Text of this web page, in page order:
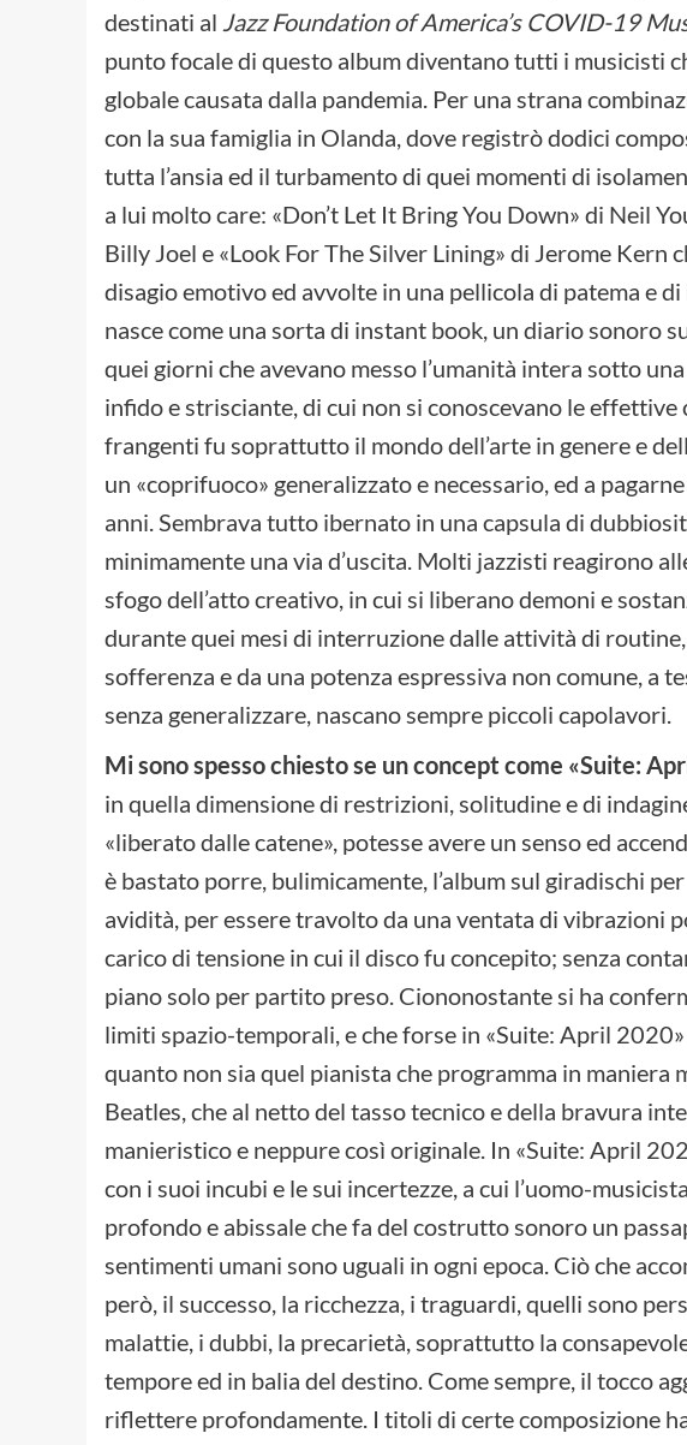
destinati al Jazz Foundation of America’s COVID-19
punto focale di questo album diventano tutti i musicisti
globale causata dalla pandemia. Per una strana
con la sua famiglia in Olanda, dove registrò dodici
tutta l’ansia ed il turbamento di quei momenti di
a lui molto care: «Don’t Let It Bring You Down» di Neil
Billy Joel e «Look For The Silver Lining» di Jerome
disagio emotivo ed avvolte in una pellicola di patema e
nasce come una sorta di instant book, un diario sonoro
quei giorni che avevano messo l’umanità intera sotto
infido e strisciante, di cui non si conoscevano le effettive
frangenti fu soprattutto il mondo dell’arte in genere e
un «coprifuoco» generalizzato e necessario, ed a
anni. Sembrava tutto ibernato in una capsula di
minimamente una via d’uscita. Molti jazzisti reagirono
sfogo dell’atto creativo, in cui si liberano demoni e
durante quei mesi di interruzione dalle attività di
sofferenza e da una potenza espressiva non comune, a
senza generalizzare, nascano sempre piccoli capolavori.
Mi sono spesso chiesto se un concept come «Suite:
in quella dimensione di restrizioni, solitudine e di
«liberato dalle catene», potesse avere un senso ed
è bastato porre, bulimicamente, l’album sul giradischi
avidità, per essere travolto da una ventata di vibrazioni
carico di tensione in cui il disco fu concepito; senza
piano solo per partito preso. Ciononostante si ha
limiti spazio-temporali, e che forse in «Suite: April
quanto non sia quel pianista che programma in maniera
Beatles, che al netto del tasso tecnico e della bravura
manieristico e neppure così originale. In «Suite: April
con i suoi incubi e le sui incertezze, a cui l’uomo-
profondo e abissale che fa del costrutto sonoro un
sentimenti umani sono uguali in ogni epoca. Ciò che
però, il successo, la ricchezza, i traguardi, quelli sono
malattie, i dubbi, la precarietà, soprattutto la
tempore ed in balia del destino. Come sempre, il tocco
riflettere profondamente. I titoli di certe composizione